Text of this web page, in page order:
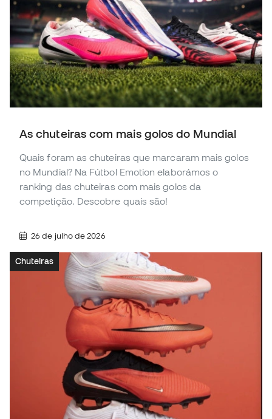
As chuteiras com mais golos do Mundial
Quais foram as chuteiras que marcaram mais golos
no Mundial? Na Fútbol Emotion elaborámos o
ranking das chuteiras com mais golos da
competição. Descobre quais são!
26 de julho de 2026
Chuteiras